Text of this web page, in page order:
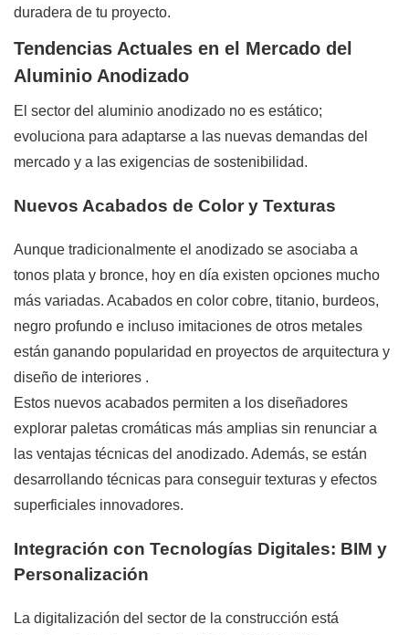
duradera de tu proyecto.
Tendencias Actuales en el Mercado del
Aluminio Anodizado
El sector del aluminio anodizado no es estático;
evoluciona para adaptarse a las nuevas demandas del
mercado y a las exigencias de sostenibilidad.
Nuevos Acabados de Color y Texturas
Aunque tradicionalmente el anodizado se asociaba a
tonos plata y bronce, hoy en día existen opciones mucho
más variadas. Acabados en color cobre, titanio, burdeos,
negro profundo e incluso imitaciones de otros metales
están ganando popularidad en proyectos de arquitectura y
diseño de interiores .
Estos nuevos acabados permiten a los diseñadores
explorar paletas cromáticas más amplias sin renunciar a
las ventajas técnicas del anodizado. Además, se están
desarrollando técnicas para conseguir texturas y efectos
superficiales innovadores.
Integración con Tecnologías Digitales: BIM y
Personalización
La digitalización del sector de la construcción está